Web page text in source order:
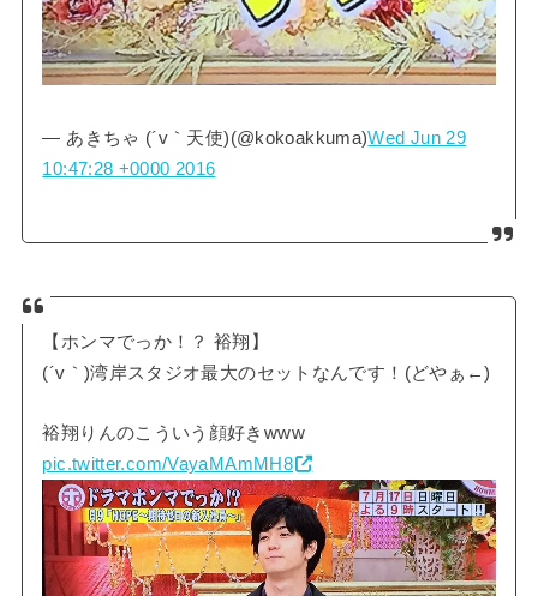
— あきちゃ (´v｀天使)(@kokoakkuma)Wed Jun 29
10:47:28 +0000 2016
【ホンマでっか！？ 裕翔】
(´v｀)湾岸スタジオ最大のセットなんです！(どやぁ←)
裕翔りんのこういう顔好きwww
pic.twitter.com/VayaMAmMH8